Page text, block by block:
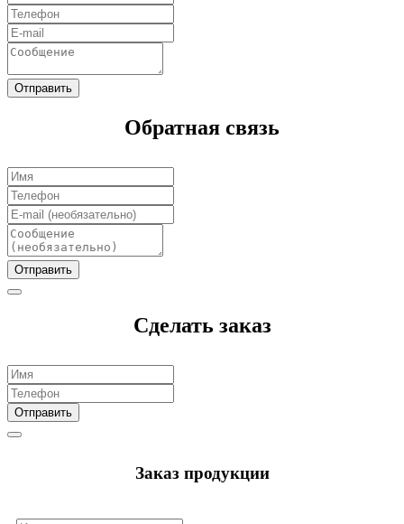
Отправить
Обратная связь
Отправить
Сделать заказ
Отправить
Заказ продукции